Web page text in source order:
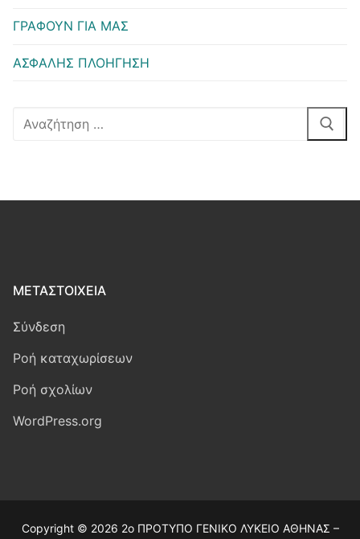
ΓΡΑΦΟΥΝ ΓΙΑ ΜΑΣ
ΑΣΦΑΛΗΣ ΠΛΟΗΓΗΣΗ
Αναζήτηση
ΜΕΤΑΣΤΟΙΧΕΊΑ
Σύνδεση
Ροή καταχωρίσεων
Ροή σχολίων
WordPress.org
Copyright © 2026 2ο ΠΡΟΤΥΠΟ ΓΕΝΙΚΟ ΛΥΚΕΙΟ ΑΘΗΝΑΣ –